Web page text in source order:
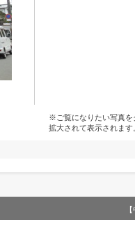
※ご覧になりたい写真を
拡大されて表示されます